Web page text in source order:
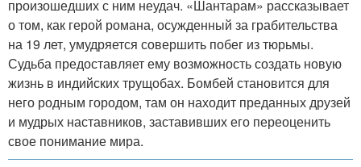
произошедших с ним неудач. «Шантарам» рассказывает
о том, как герой романа, осужденный за грабительства
на 19 лет, умудряется совершить побег из тюрьмы.
Судьба предоставляет ему возможность создать новую
жизнь в индийских трущобах. Бомбей становится для
него родным городом, там он находит преданных друзей
и мудрых наставников, заставивших его переоценить
свое понимание мира.